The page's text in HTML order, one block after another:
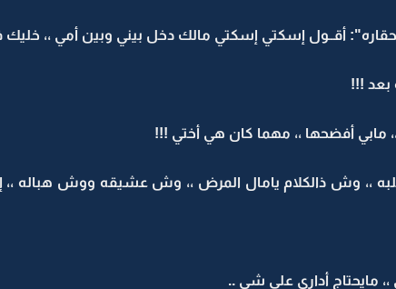
أقــول إسكتي إسكتي مالك دخل بيني وبين أمي ،،
!!!
مابي أفضحها ،، مهما كان هي أختي !!!
وش ذالكلام يامال المرض ،، وش عشيقه ووش هباله ،،
مايحتاج أداري على شي ..